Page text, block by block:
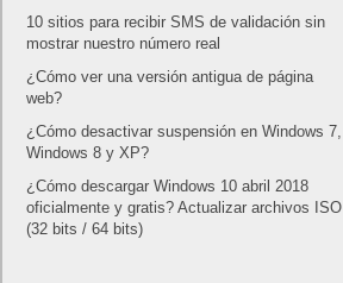
10 sitios para recibir SMS de validación sin
mostrar nuestro número real
¿Cómo ver una versión antigua de página
web?
¿Cómo desactivar suspensión en Windows 7,
Windows 8 y XP?
¿Cómo descargar Windows 10 abril 2018
oficialmente y gratis? Actualizar archivos ISO
(32 bits / 64 bits)